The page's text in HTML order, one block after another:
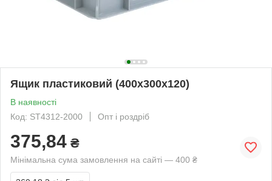
Ящик пластиковий (400х300х120)
В наявності
Код: ST4312-2000
Опт і роздріб
375,84 ₴
Мінімальна сума замовлення на сайті — 400 ₴